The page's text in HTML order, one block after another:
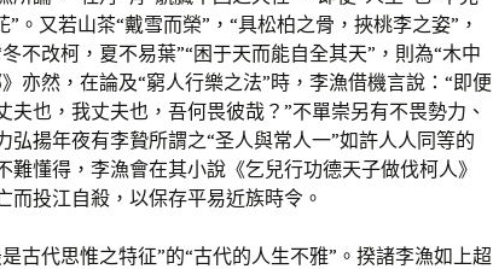
。又若山茶“戴雪而榮”，“具松柏之骨，挾桃李之姿”，
不改柯，夏不易葉”“困于天而能自全其天”，則為“木中
亦然，在論及“窮人行樂之法”時，李漁借機言說：“即便
夫也，我丈夫也，吾何畏彼哉？”不單崇另有不畏勢力、
弘揚年夜有李贄所謂之“圣人與常人一”如許人人同等的
難懂得，李漁會在其小說《乞兒行功德天子做伐柯人》
而投江自殺，以保存平易近族時令。
古代思惟之特征”的“古代的人生不雅”。揆諸李漁如上超